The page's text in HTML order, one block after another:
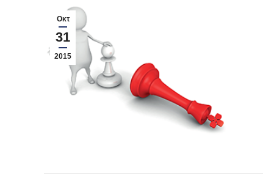
Οκτ
31
2015